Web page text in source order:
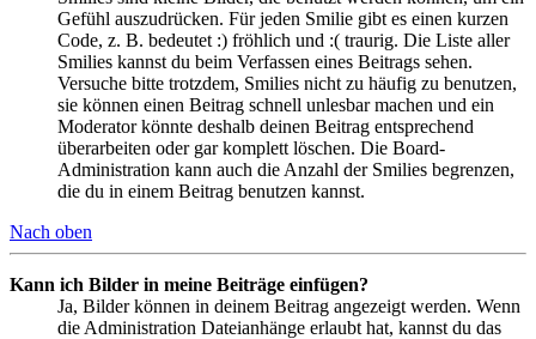
Gefühl auszudrücken. Für jeden Smilie gibt es einen kurzen
Code, z. B. bedeutet :) fröhlich und :( traurig. Die Liste aller
Smilies kannst du beim Verfassen eines Beitrags sehen.
Versuche bitte trotzdem, Smilies nicht zu häufig zu benutzen,
sie können einen Beitrag schnell unlesbar machen und ein
Moderator könnte deshalb deinen Beitrag entsprechend
überarbeiten oder gar komplett löschen. Die Board-
Administration kann auch die Anzahl der Smilies begrenzen,
die du in einem Beitrag benutzen kannst.
Nach oben
Kann ich Bilder in meine Beiträge einfügen?
Ja, Bilder können in deinem Beitrag angezeigt werden. Wenn
die Administration Dateianhänge erlaubt hat, kannst du das